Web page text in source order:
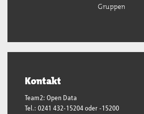
Gruppen
Kontakt
Team2: Open Data
Tel.: 0241 432-15204 oder -15200